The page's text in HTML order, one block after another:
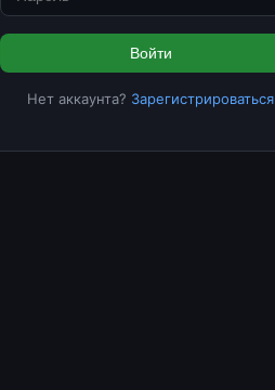
Войти
Нет аккаунта? Зарегистрироваться